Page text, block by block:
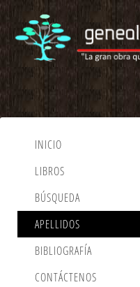
INICIO
LIBROS
BÚSQUEDA
APELLIDOS
BIBLIOGRAFÍA
CONTÁCTENOS